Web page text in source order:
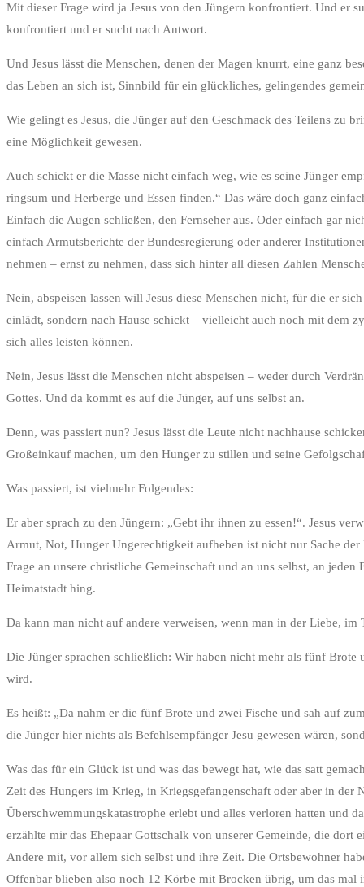
Mit dieser Frage wird ja Jesus von den Jüngern konfrontiert. Und er
konfrontiert und er sucht nach Antwort.
Und Jesus lässt die Menschen, denen der Magen knurrt, eine ganz
das Leben an sich ist, Sinnbild für ein glückliches, gelingendes
Wie gelingt es Jesus, die Jünger auf den Geschmack des Teilens zu
eine Möglichkeit gewesen.
Auch schickt er die Masse nicht einfach weg, wie es seine Jünger
ringsum und Herberge und Essen finden.“ Das wäre doch ganz
Einfach die Augen schließen, den Fernseher aus. Oder einfach gar
einfach Armutsberichte der Bundesregierung oder anderer
nehmen – ernst zu nehmen, dass sich hinter all diesen Zahlen
Nein, abspeisen lassen will Jesus diese Menschen nicht, für die er
einlädt, sondern nach Hause schickt – vielleicht auch noch mit dem
sich alles leisten können.
Nein, Jesus lässt die Menschen nicht abspeisen – weder durch
Gottes. Und da kommt es auf die Jünger, auf uns selbst an.
Denn, was passiert nun? Jesus lässt die Leute nicht nachhause
Großeinkauf machen, um den Hunger zu stillen und seine
Was passiert, ist vielmehr Folgendes:
Er aber sprach zu den Jüngern: „Gebt ihr ihnen zu essen!“. Jesus
Armut, Not, Hunger Ungerechtigkeit aufheben ist nicht nur Sache der
Frage an unsere christliche Gemeinschaft und an uns selbst, an
Heimatstadt hing.
Da kann man nicht auf andere verweisen, wenn man in der Liebe,
Die Jünger sprachen schließlich: Wir haben nicht mehr als fünf Brote
wird.
Es heißt: „Da nahm er die fünf Brote und zwei Fische und sah auf
die Jünger hier nichts als Befehlsempfänger Jesu gewesen wären,
Was das für ein Glück ist und was das bewegt hat, wie das satt
Zeit des Hungers im Krieg, in Kriegsgefangenschaft oder aber in der
Überschwemmungskatastrophe erlebt und alles verloren hatten und
erzählte mir das Ehepaar Gottschalk von unserer Gemeinde, die dort
Andere mit, vor allem sich selbst und ihre Zeit. Die Ortsbewohner
Offenbar blieben also noch 12 Körbe mit Brocken übrig, um das mal